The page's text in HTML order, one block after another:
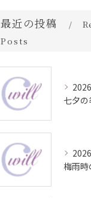
最近の投稿
Posts